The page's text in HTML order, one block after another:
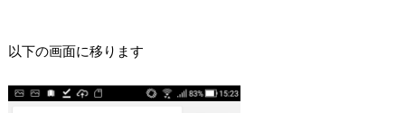
以下の画面に移ります